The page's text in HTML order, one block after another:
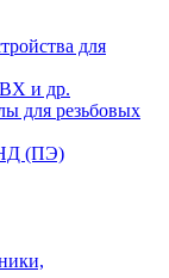
для
и др.
для резьбовых
(ПЭ)